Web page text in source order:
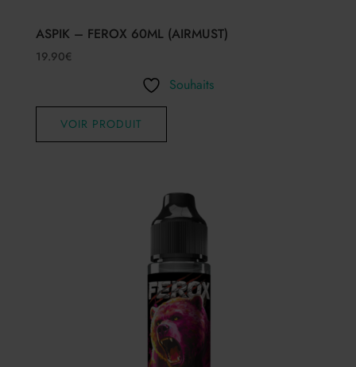
ASPIK – FEROX 60ML (AIRMUST)
19.90€
Souhaits
VOIR PRODUIT